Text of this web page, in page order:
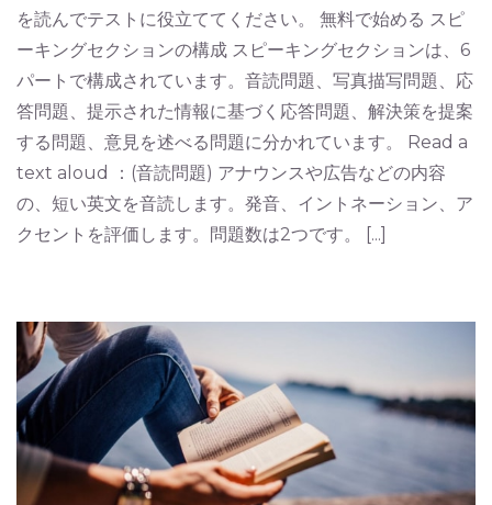
を読んでテストに役立ててください。 無料で始める スピ
ーキングセクションの構成 スピーキングセクションは、6
パートで構成されています。音読問題、写真描写問題、応
答問題、提示された情報に基づく応答問題、解決策を提案
する問題、意見を述べる問題に分かれています。 Read a
text aloud ：(音読問題) アナウンスや広告などの内容
の、短い英文を音読します。発音、イントネーション、ア
クセントを評価します。問題数は2つです。 [...]